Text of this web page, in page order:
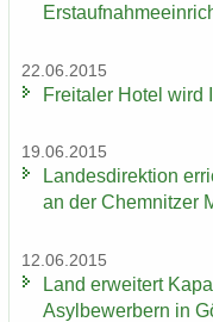
22.06.2015
Frei­ta­ler Hotel wird
19.06.2015
Lan­des­di­rek­ti­on
an der Chem­nit­zer
12.06.2015
Land er­wei­tert
Asyl­be­wer­bern in